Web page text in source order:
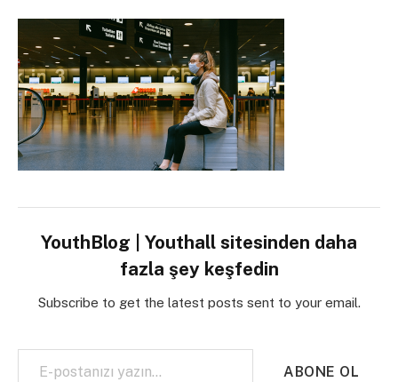
YouthBlog | Youthall sitesinden daha
fazla şey keşfedin
Subscribe to get the latest posts sent to your email.
E-postanızı yazın…
ABONE OL